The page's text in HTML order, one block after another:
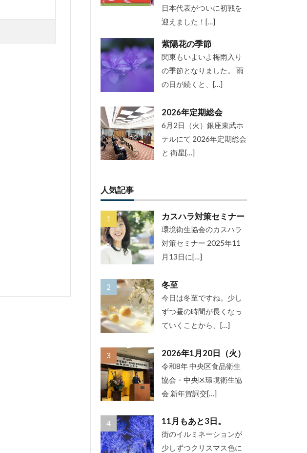
日本代表がついに初戦を
迎えました！[…]
紫陽花の季節
関東もいよいよ梅雨入り
の季節となりました。 雨
の日が続くと、[…]
2026年定期総会
6月2日（火）銀座東武ホ
テルにて 2026年定期総会
と 衛星[…]
人気記事
カスハラ対策セミナー
環境衛生協会のカスハラ
対策セミナー 2025年11
月13日に[…]
冬至
今日は冬至ですね。少し
ずつ昼の時間が長くなっ
ていくことから、[…]
2026年1月20日（火）
令和8年 中央区食品衛生
協会・中央区環境衛生協
会 新年賀詞交[…]
11月もあと3日。
街のイルミネーションが
少しずつクリスマス色に